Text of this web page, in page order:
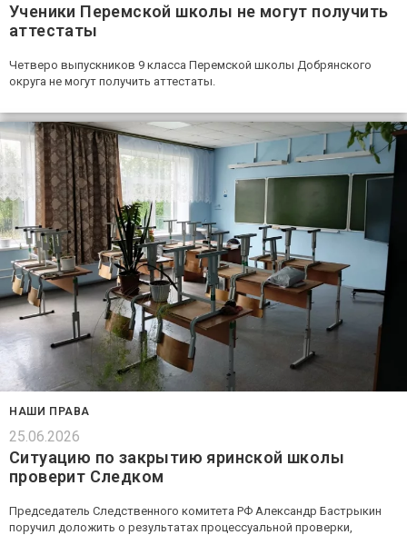
Ученики Перемской школы не могут получить
аттестаты
Четверо выпускников 9 класса Перемской школы Добрянского
округа не могут получить аттестаты.
НАШИ ПРАВА
25.06.2026
Ситуацию по закрытию яринской школы
проверит Следком
Председатель Следственного комитета РФ Александр Бастрыкин
поручил доложить о результатах процессуальной проверки,